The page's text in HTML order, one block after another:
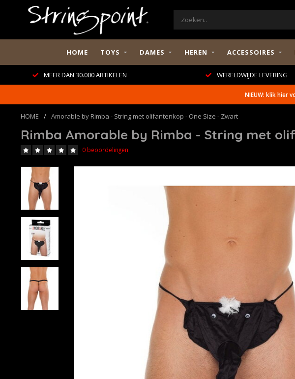
HOME TOYS DAMES HEREN ACCESSOIRES
MEER DAN 30.000 ARTIKELEN WERELDWIJDE LEVERING
NIEUW: klik hier
HOME / Amorable by Rimba - String met olifantenkop - One Size - Zwart
Rimba Amorable by Rimba - String met
0 beoordelingen